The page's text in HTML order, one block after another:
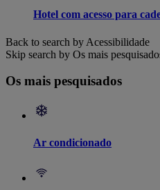
Hotel com acesso para
Back to search by Acessibilidade
Skip search by Os mais
Os mais pesquisados
Ar condicionado